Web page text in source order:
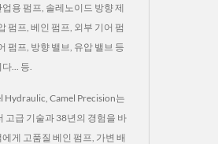
용 펌프, 솔레노이드 방향 제
펌프, 베인 펌프, 외부 기어 펌
펌프, 방향 밸브, 유압 밸브 등
... 등.
Hydraulic, Camel Precision는
고급 기술과 38년의 경험을 바
게 고품질 베인 펌프, 가변 배